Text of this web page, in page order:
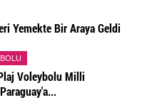
Yemekte Bir Araya Geldi
Voleybolu Milli